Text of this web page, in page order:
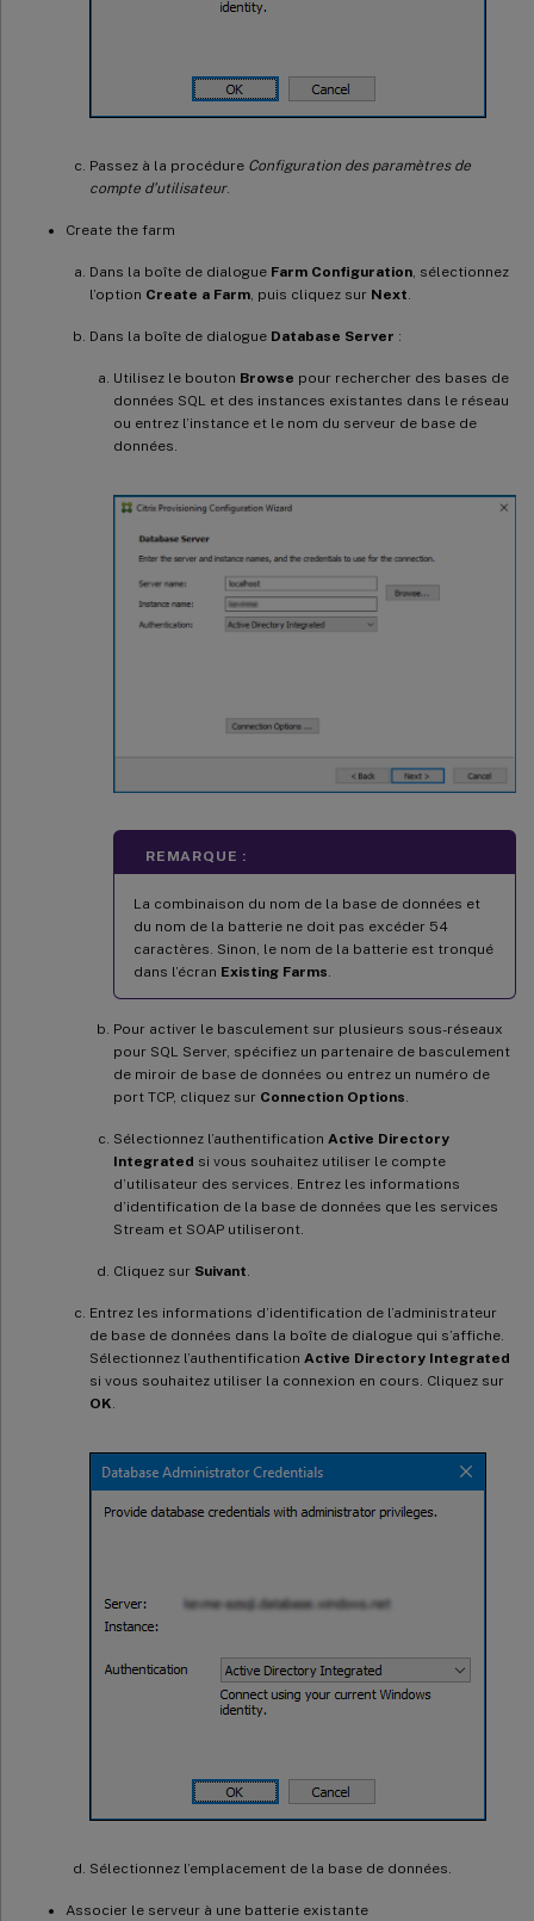
Passez à la procédure Configuration des paramètres de
compte d’utilisateur.
Create the farm
Dans la boîte de dialogue Farm Configuration , sélectionnez
l’option Create a Farm , puis cliquez sur Next
Dans la boîte de dialogue Database Server :
Utilisez le bouton Browse pour rechercher des bases de
données SQL et des instances existantes dans le réseau
ou entrez l’instance et le nom du serveur de base de
données.
REMARQUE :
La combinaison du nom de la base de données et
du nom de la batterie ne doit pas excéder 54
caractères. Sinon, le nom de la batterie est tronqué
dans l’écran Existing Farms.
Pour activer le basculement sur plusieurs sous-réseaux
pour SQL Server, spécifiez un partenaire de basculement
de miroir de base de données ou entrez un numéro de
port TCP, cliquez sur Connection Options.
Sélectionnez l’authentification Active Directory
Integrated si vous souhaitez utiliser le compte
d’utilisateur des services. Entrez les informations
d’identification de la base de données que les services
Stream et SOAP utiliseront.
Cliquez sur Suivant.
Entrez les informations d’identification de l’administrateur
de base de données dans la boîte de dialogue qui s’affiche.
Sélectionnez l’authentification Active Directory Integrated
si vous souhaitez utiliser la connexion en cours. Cliquez sur
OK.
Sélectionnez l’emplacement de la base de données.
Associer le serveur à une batterie existante